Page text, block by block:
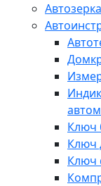
Ключ
Ключ
Ключ